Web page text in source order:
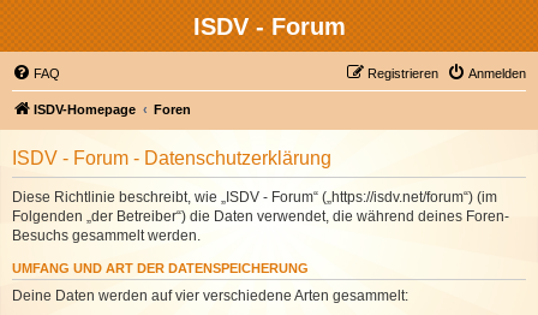
ISDV - Forum
FAQ Anmelden
Registrieren
ISDV-Homepage Foren
ISDV - Forum - Datenschutzerklärung
Diese Richtlinie beschreibt, wie „ISDV - Forum“ („https://isdv.net/forum“) (im
Folgenden „der Betreiber“) die Daten verwendet, die während deines Foren-
Besuchs gesammelt werden.
UMFANG UND ART DER DATENSPEICHERUNG
Deine Daten werden auf vier verschiedene Arten gesammelt: